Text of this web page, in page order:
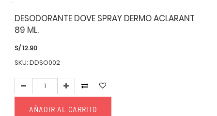
DESODORANTE DOVE SPRAY DERMO ACLARANT
89 ML.
S/12.90
SKU: DDSO002
AÑADIR AL CARRITO